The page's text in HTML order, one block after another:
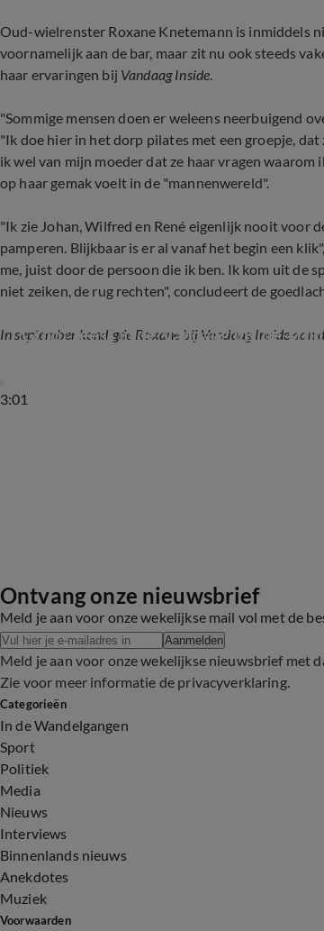
Oud-wielrenster Roxane Knetemann is inmiddels
voornamelijk aan de bar, maar zit nu ook steeds
haar ervaringen bij Vandaag Inside.
"Sommige mensen doen er weleens neerbuigend
"Ik doe hier in het dorp pilates met een groepje,
ik wel van mijn moeder dat ze haar vragen
op haar gemak voelt in de "mannenwereld".
"Ik zie Johan, Wilfred en René eigenlijk nooit voor
pamperen. Blijkbaar is er al vanaf het begin een
me, juist door de persoon die ik ben. Ik kom uit de
niet zeiken, de rug rechten", concludeert de
In september kondigde Roxane bij Vandaag Inside
3:01
Groot feest in de Vandaag Inside-
Ontvang onze nieuwsbrief
Meld je aan voor onze wekelijkse mail vol met de
Aanmelden
Meld je aan voor onze wekelijkse nieuwsbrief met
Zie voor meer informatie de privacyverklaring.
Categorieën
In de Wandelgangen
Sport
Politiek
Media
Nieuws
Interviews
Binnenlands nieuws
Anekdotes
Muziek
Voorwaarden